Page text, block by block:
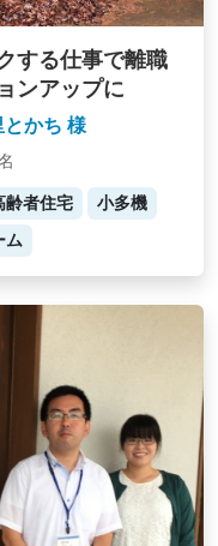
する仕事で離職
ンアップに
かち 様
齢者住宅
小多機
ム